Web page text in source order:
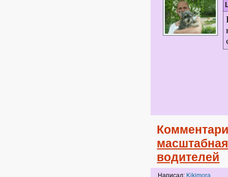
водителей
Написал: Kikimora